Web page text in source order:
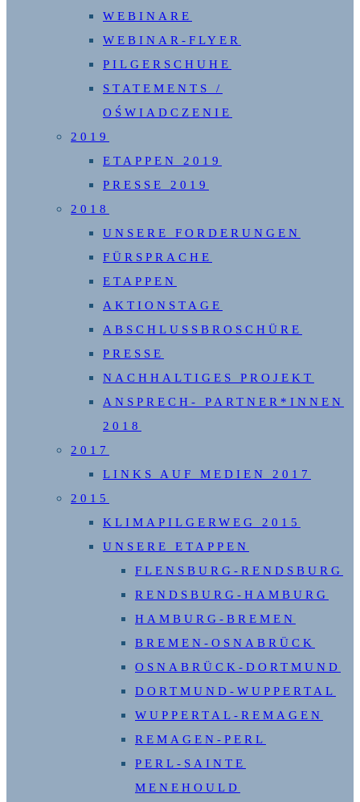
WEBINARE
WEBINAR-FLYER
PILGERSCHUHE
STATEMENTS /
OŚWIADCZENIE
2019
ETAPPEN 2019
PRESSE 2019
2018
UNSERE FORDERUNGEN
FÜRSPRACHE
ETAPPEN
AKTIONSTAGE
ABSCHLUSSBROSCHÜRE
PRESSE
NACHHALTIGES PROJEKT
ANSPRECH- PARTNER*INNEN
2018
2017
LINKS AUF MEDIEN 2017
2015
KLIMAPILGERWEG 2015
UNSERE ETAPPEN
FLENSBURG-RENDSBURG
RENDSBURG-HAMBURG
HAMBURG-BREMEN
BREMEN-OSNABRÜCK
OSNABRÜCK-DORTMUND
DORTMUND-WUPPERTAL
WUPPERTAL-REMAGEN
REMAGEN-PERL
PERL-SAINTE
MENEHOULD